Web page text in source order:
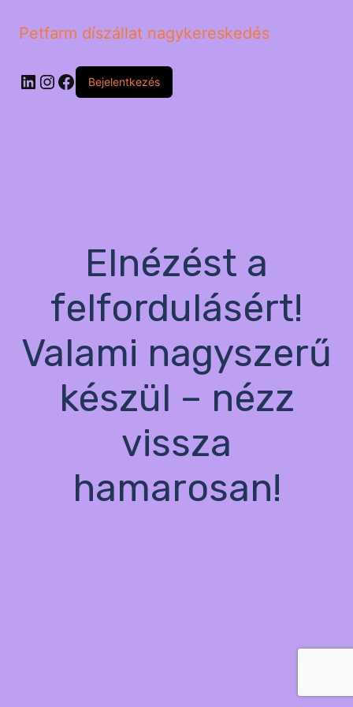
Petfarm díszállat nagykereskedés
LinkedIn
Instagram
Facebook
Bejelentkezés
Elnézést a
felfordulásért!
Valami nagyszerű
készül – nézz
vissza
hamarosan!